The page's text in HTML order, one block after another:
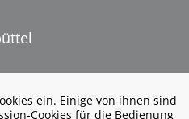
ein. Einige von ihnen sind
Cookies für die Bedienung